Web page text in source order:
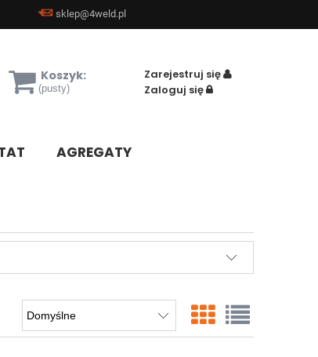
Zarejestruj się
Zaloguj się
Koszyk:
(pusty)
AGREGATY
sklep@4weld.pl